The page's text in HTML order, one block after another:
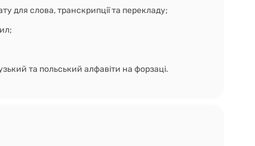
для слова, транскрипції та перекладу;
та польський алфавіти на форзаці.